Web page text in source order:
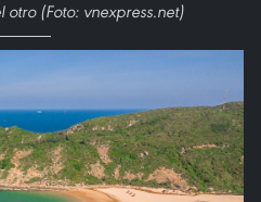
(Foto: vnexpress.net)